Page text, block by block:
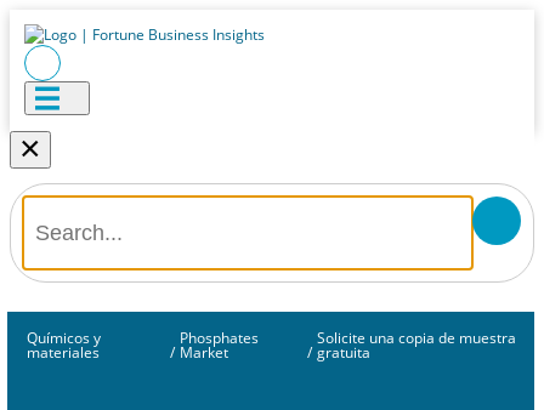
×
Químicos y
materiales /
Phosphates
Market /
Solicite una copia de muestra
gratuita